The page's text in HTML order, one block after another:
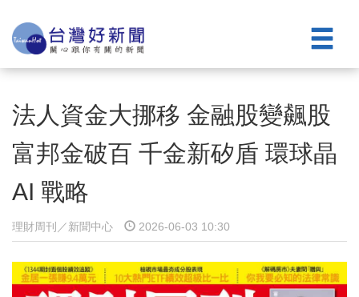
法人資金大挪移 金融股變飆股
富邦金破百 千金新矽盾 環球晶
AI 戰略
理財周刊／新聞中心 2026-06-03 10:30